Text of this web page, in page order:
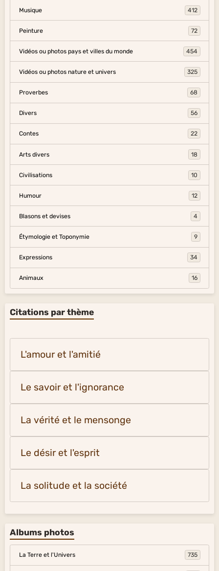
Musique 412
Peinture 72
Vidéos ou photos pays et villes du monde 454
Vidéos ou photos nature et univers 325
Proverbes 68
Divers 56
Contes 22
Arts divers 18
Civilisations 10
Humour 12
Blasons et devises 4
Étymologie et Toponymie 9
Expressions 34
Animaux 16
Citations par thème
L'amour et l'amitié
Le savoir et l'ignorance
La vérité et le mensonge
Le désir et l'esprit
La solitude et la société
Albums photos
La Terre et l'Univers 735